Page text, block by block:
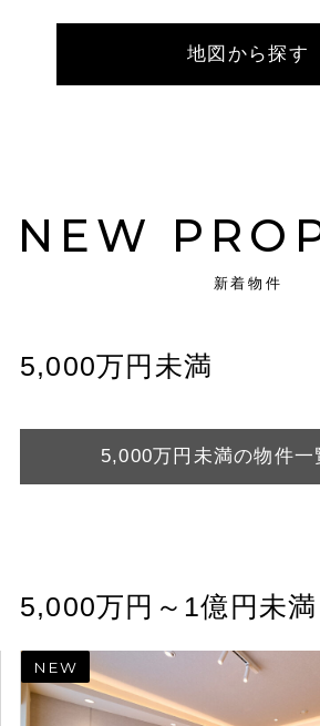
地図から探す
NEW
新着物件
5,000万円未満
5,000万円未満の物件一
5,000万円～1億円未満
NEW